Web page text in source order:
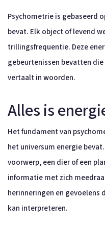
Psychometrie is gebaseerd
bevat. Elk object of levend
trillingsfrequentie. Deze
gebeurtenissen bevatten
vertaalt in woorden.
Alles is
Het fundament van
het universum energie
voorwerp, een dier of een
informatie met zich
herinneringen en
kan interpreteren.